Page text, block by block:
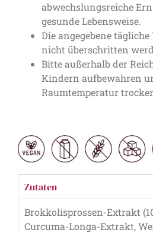
abwechslungsreiche
gesunde Lebensweise.
Die angegebene
nicht überschritten
Bitte außerhalb der
Kindern aufbewahren
Raumtemperatur
Zutaten
Brokkolisprossen-Extrakt
Curcuma-Longa-Extrakt,